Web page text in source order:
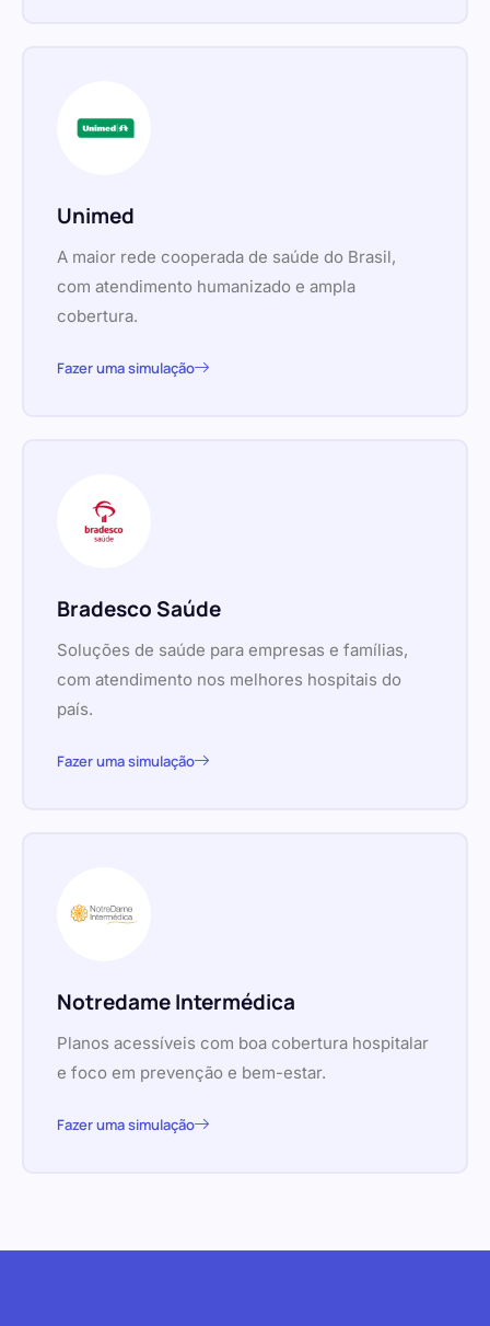
Unimed
A maior rede cooperada de saúde do Brasil,
com atendimento humanizado e ampla
cobertura.
Fazer uma simulação
Bradesco Saúde
Soluções de saúde para empresas e famílias,
com atendimento nos melhores hospitais do
país.
Fazer uma simulação
Notredame Intermédica
Planos acessíveis com boa cobertura hospitalar
e foco em prevenção e bem-estar.
Fazer uma simulação